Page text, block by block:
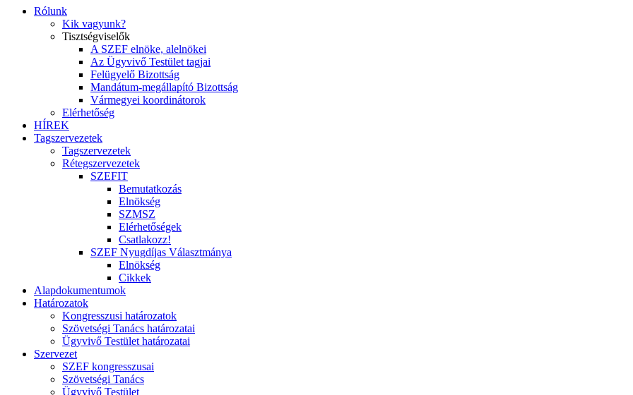
Rólunk
Kik vagyunk?
Tisztségviselők
A SZEF elnöke, alelnökei
Az Ügyvivő Testület tagjai
Felügyelő Bizottság
Mandátum-megállapító Bizottság
Vármegyei koordinátorok
Elérhetőség
HÍREK
Tagszervezetek
Tagszervezetek
Rétegszervezetek
SZEFIT
Bemutatkozás
Elnökség
SZMSZ
Elérhetőségek
Csatlakozz!
SZEF Nyugdíjas Választmánya
Elnökség
Cikkek
Alapdokumentumok
Határozatok
Kongresszusi határozatok
Szövetségi Tanács határozatai
Ügyvivő Testület határozatai
Szervezet
SZEF kongresszusai
Szövetségi Tanács
Ügyvivő Testület